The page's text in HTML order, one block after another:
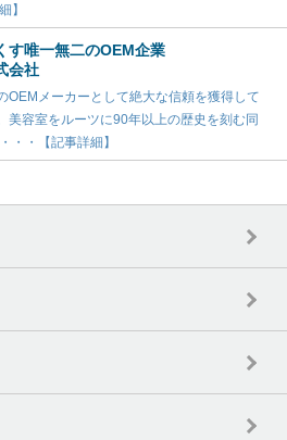
】
す唯一無二のOEM企業
会社
OEMメーカーとして絶大な信頼を獲得して
美容室をルーツに90年以上の歴史を刻む同
・・【記事詳細】